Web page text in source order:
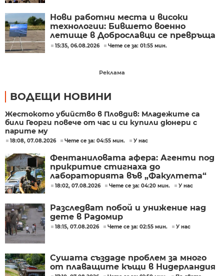
Нови работни места и високи
технологии: Бившето военно
летище в Доброславци се превръща
в голям космически център
15:35, 06.08.2026 Чете се за: 01:55 мин.
Реклама
ВОДЕЩИ НОВИНИ
Жестокото убийство в Пловдив: Младежите са
били Георги повече от час и си купили дюнери с
парите му
18:08, 07.08.2026 Чете се за: 04:55 мин. У нас
Фентаниловата афера: Агенти под
прикритие стигнаха до
лабораторията във „Факултета“
18:02, 07.08.2026 Чете се за: 04:20 мин. У нас
Разследват побой и унижение над
дете в Радомир
18:15, 07.08.2026 Чете се за: 02:55 мин. У нас
Сушата създаде проблем за много
от плаващите къщи в Нидерландия